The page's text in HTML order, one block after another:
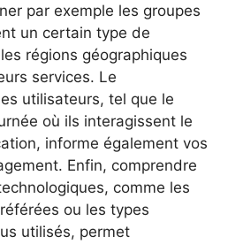
par exemple les groupes
un certain type de
régions géographiques
services. Le
utilisateurs, tel que le
où ils interagissent le
informe également vos
Enfin, comprendre
comme les
ou les types
utilisés, permet